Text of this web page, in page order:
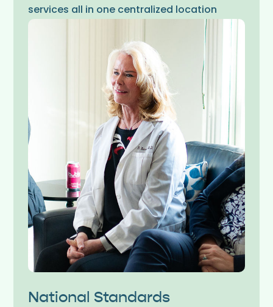
services all in one centralized location
National Standards